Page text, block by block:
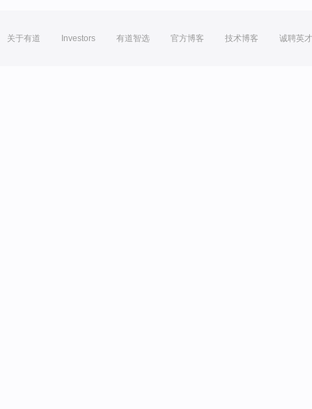
关于有道 Investors 有道智选 官方博客 技术博客 诚聘英才